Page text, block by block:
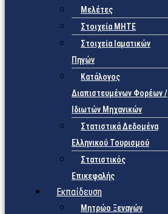
Μελέτες
Στοιχεία ΜΗΤΕ
Στοιχεία Ιαματικών
Πηγών
Κατάλογος
Διαπιστευμένων Φορέων /
Ιδιωτών Μηχανικών
Στατιστικά Δεδομένα
Ελληνικού Τουρισμού
Στατιστικός
Επικεφαλής
Εκπαίδευση
Μητρώο Ξεναγών